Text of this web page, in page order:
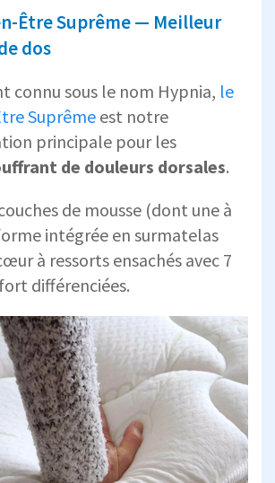
Être Suprême — Meilleur
dos
connu sous le nom Hypnia, le
Suprême est notre
principale pour les
de douleurs dorsales.
de mousse (dont une à
intégrée en surmatelas
à ressorts ensachés avec 7
différenciées.